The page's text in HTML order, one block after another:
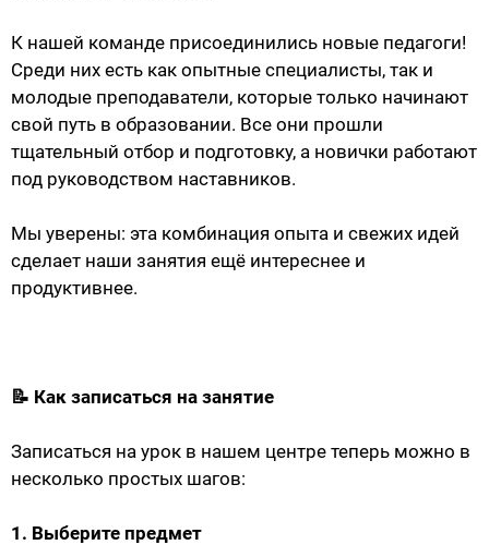
К нашей команде присоединились новые педагоги!
Среди них есть как опытные специалисты, так и
молодые преподаватели, которые только начинают
свой путь в образовании. Все они прошли
тщательный отбор и подготовку, а новички работают
под руководством наставников.
Мы уверены: эта комбинация опыта и свежих идей
сделает наши занятия ещё интереснее и
продуктивнее.
📝 Как записаться на занятие
Записаться на урок в нашем центре теперь можно в
несколько простых шагов:
1. Выберите предмет